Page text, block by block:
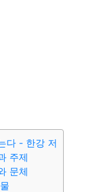
다 - 한강 저
주제
문체